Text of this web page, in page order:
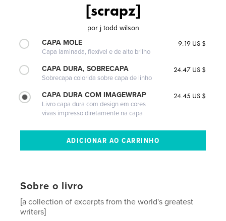
[scrapz]
por j todd wilson
CAPA MOLE
Capa laminada, flexível e de alto brilho
9.19 US $
CAPA DURA, SOBRECAPA
Sobrecapa colorida sobre capa de linho
24.47 US $
CAPA DURA COM IMAGEWRAP
Livro capa dura com design em cores
vivas impresso diretamente na capa
24.45 US $
Sobre o livro
[a collection of excerpts from the world's greatest
writers]